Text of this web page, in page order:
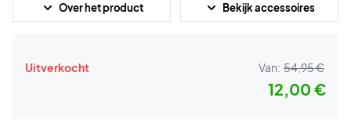
Over het product Bekijk accessoires
Uitverkocht Van: 54,95 €
12,00 €